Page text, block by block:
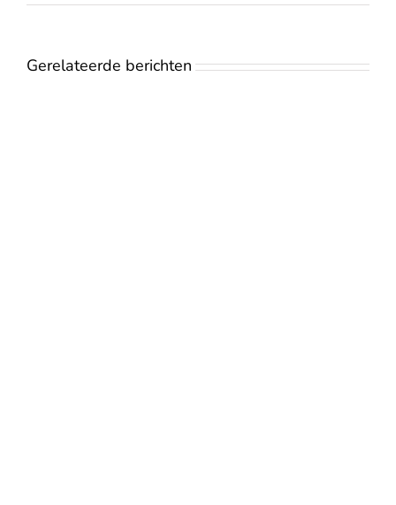
Gerelateerde berichten